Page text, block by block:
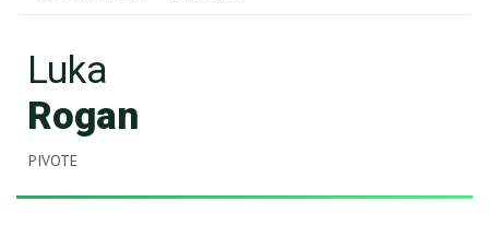
Luka
Rogan
PIVOTE